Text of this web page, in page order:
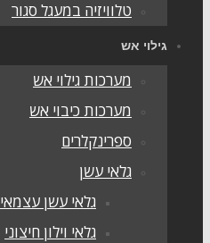
טלוויזיה במעגל סגור
גילוי אש
מערכות גילוי אש
מערכות כיבוי אש
ספרינקלרים
גלאי עשן
גלאי עשן עצמאי
גלאי וילון חיצוני